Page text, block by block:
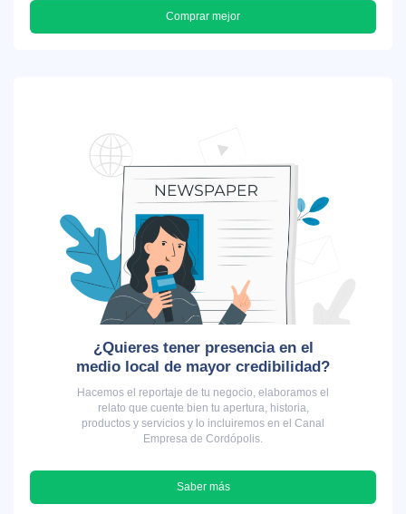
Comprar mejor
¿Quieres tener presencia en el
medio local de mayor credibilidad?
Hacemos el reportaje de tu negocio, elaboramos el
relato que cuente bien tu apertura, historia,
productos y servicios y lo incluiremos en el Canal
Empresa de Cordópolis.
Saber más